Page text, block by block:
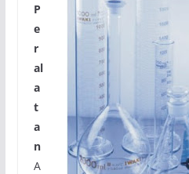
P
e
r
al
a
t
a
n
A